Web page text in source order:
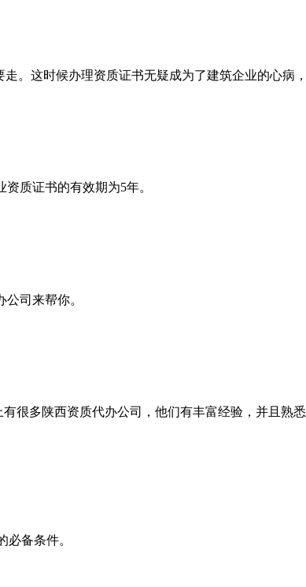
。这时候办理资质证书无疑成为了建筑企业的心病
质证书的有效期为5年。
司来帮你。
很多陕西资质代办公司，他们有丰富经验，并且熟
备条件。